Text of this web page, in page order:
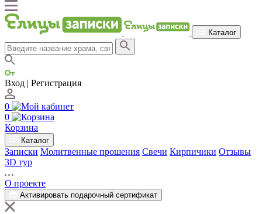
Каталог
Вход | Регистрация
0
0
Корзина
Каталог
Записки Молитвенные прошения Свечи Кирпичики Отзывы
3D тур
О проекте
Активировать подарочный сертификат